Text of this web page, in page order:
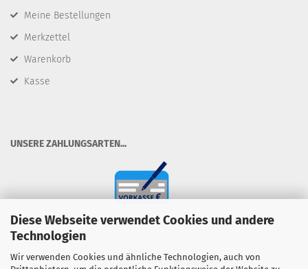
Diese Webseite verwendet Cookies und andere
Technologien
Wir verwenden Cookies und ähnliche Technologien, auch von
Meine Bestellungen
Merkzettel
Warenkorb
Kasse
​UNSERE ZAHLUNGSARTEN...